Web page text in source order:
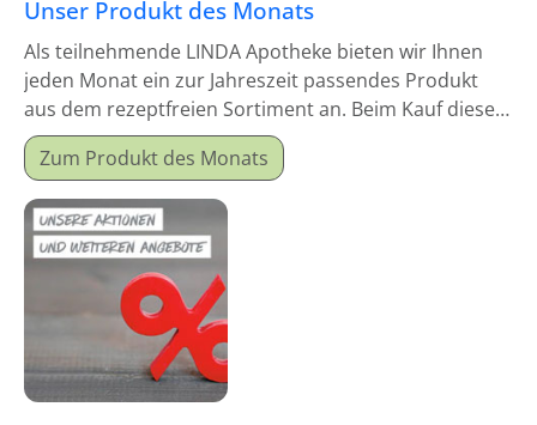
Unser Produkt des Monats
Als teilnehmende LINDA Apotheke bieten wir Ihnen
jeden Monat ein zur Jahreszeit passendes Produkt
aus dem rezeptfreien Sortiment an. Beim Kauf dieses
Monatsproduktes erhalten Sie einen Mitgabeartikel
gratis dazu.
Zum Produkt des Monats